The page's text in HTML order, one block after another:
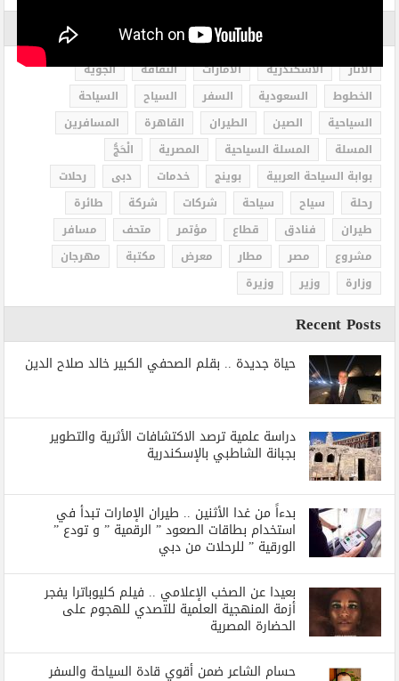
الاثار الاسكندرية الامارات الثقافة
الجوية
الخطوط
السعودية السفر السياح
السياحة
السياحية
الصين الطيران القاهرة
المسافرين
المسلة
المسلة السياحية المصرية
الْحَجُّ
بوابة السياحة العربية
بوينج خدمات دبى
رحلات
رحلة
سياح سياحة شركات شركة
طائرة
طيران
فنادق قطاع مؤتمر متحف
مسافر
مشروع
مصر مطار معرض مكتبة
مهرجان
وزارة
وزير وزيرة
Recent Posts
حياة جديدة .. بقلم الصحفي الكبير خالد صلاح الدين
دراسة علمية ترصد الاكتشافات الأثرية والتطوير
بجبانة الشاطبي بالإسكندرية
بدءاً من غدا الأثنين .. طيران الإمارات تبدأ في
استخدام بطاقات الصعود ” الرقمية ” و تودع ”
الورقية ” للرحلات من دبي
بعيدا عن الصخب الإعلامي .. فيلم كليوباترا يفجر
أزمة المنهجية العلمية للتصدي للهجوم على
الحضارة المصرية
حسام الشاعر ضمن أقوي قادة السياحة والسفر